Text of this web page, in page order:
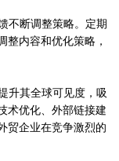
不断调整策略。定期
整内容和优化策略，
升其全球可见度，吸
术优化、外部链接建
贸企业在竞争激烈的